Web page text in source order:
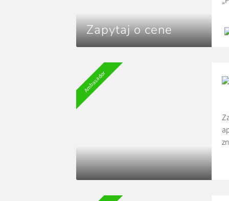
Zapytaj o cene
Ambasador